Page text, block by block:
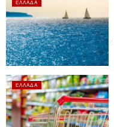
ΕΛΛΆΔΑ
ΕΛΛΆΔΑ